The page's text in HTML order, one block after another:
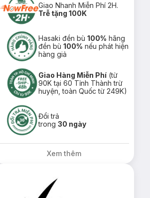
Giao Nhanh Miễn Phí 2H.
Trễ tặng 100K
Hasaki đền bù100% hãng
đền bù100% nếu phát hiện
hàng giả
Giao Hàng Miễn Phí (từ
90K tại 60 Tỉnh Thành trừ
huyện, toàn Quốc từ 249K)
Đổi trả
trong30 ngày
Xem thêm